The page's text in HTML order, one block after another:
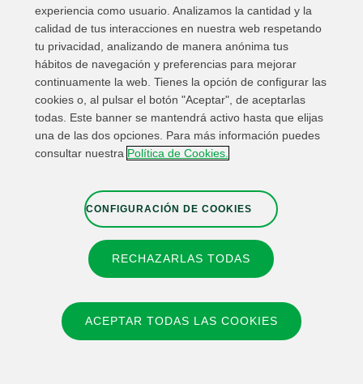
Enlaces de interés Contacta
Mapa Web
Información Legal
Política de privacidad
© 2026 Fundación IBERDROLA Spain. All rights reserved.
experiencia como usuario. Analizamos la cantidad y la
calidad de tus interacciones en nuestra web respetando
tu privacidad, analizando de manera anónima tus
hábitos de navegación y preferencias para mejorar
continuamente la web. Tienes la opción de configurar las
cookies o, al pulsar el botón "Aceptar", de aceptarlas
todas. Este banner se mantendrá activo hasta que elijas
una de las dos opciones. Para más información puedes
consultar nuestra Política de Cookies.
CONFIGURACIÓN DE COOKIES
RECHAZARLAS TODAS
ACEPTAR TODAS LAS COOKIES